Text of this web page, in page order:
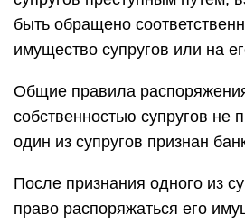
быть обращено
имущество супругов или на
Общие правила
собственностью супругов не
один из супругов признан
После признания одного из
право распоряжаться его